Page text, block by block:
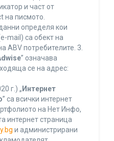
и част от
на писмото.
определя кои
mail) са обект на
ABV потребителите. 3.
” означава
се на адрес:
г.) „ Интернет
” са всички интернет
на Нет Инфо,
интернет страница
и администрирани